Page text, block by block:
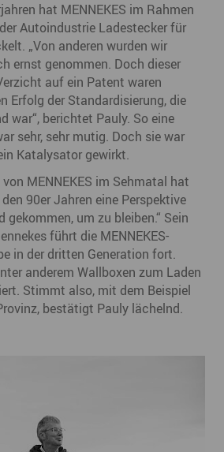
hat MENNEKES im Rahmen
Autoindustrie Ladestecker für
„Von anderen wurden wir
ernst genommen. Doch dieser
auf ein Patent waren
Erfolg der Standardisierung, die
war“, berichtet Pauly. So eine
sehr, sehr mutig. Doch sie war
Katalysator gewirkt.
MENNEKES im Sehmatal hat
90er Jahren eine Perspektive
gekommen, um zu bleiben.“ Sein
führt die MENNEKES-
in der dritten Generation fort.
anderem Wallboxen zum Laden
Stimmt also, mit dem Beispiel
bestätigt Pauly lächelnd.